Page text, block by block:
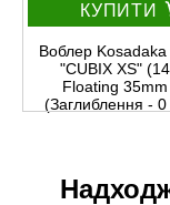
КУПИТИ
Воблер
"CUBIX XS"
Floating
(Заглиблення -